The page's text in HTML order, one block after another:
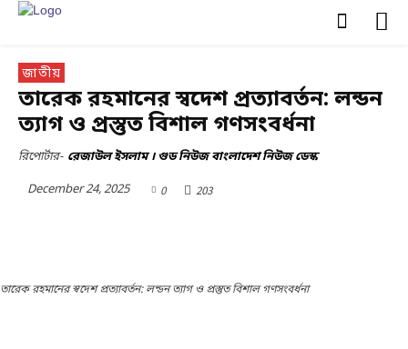
জাতীয়
তারেক রহমানের স্বদেশ প্রত্যাবর্তন: লন্ডন
ত্যাগ ও প্রস্তুত বিশাল গণসংবর্ধনা
রিপোর্টার- রেজাউল ইসলাম । গুড নিউজ বাংলাদেশ নিউজ ডেস্ক
December 24, 2025 0 203
তারেক রহমানের স্বদেশ প্রত্যাবর্তন: লন্ডন ত্যাগ ও প্রস্তুত বিশাল গণসংবর্ধনা